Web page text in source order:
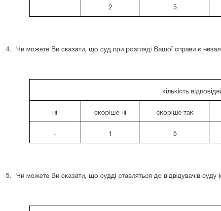
2 5
4. Чи можете Ви сказати, що суд при розгляді Вашої справи є
кількість
ні скоріше ні скоріше так
- 1 5
5. Чи можете Ви сказати, що судді ставляться до відвідувачів суду